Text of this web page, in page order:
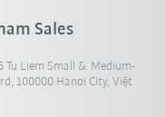
Sales
Tu Liem Small & Medium-
100000 Hanoi City, Việt